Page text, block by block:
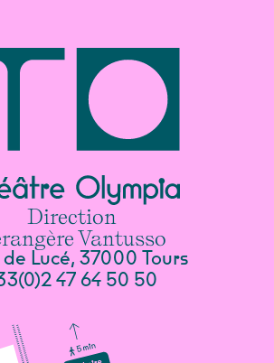
Direction
Vantusso
de Lucé, 37000 Tours
47 64 50 50